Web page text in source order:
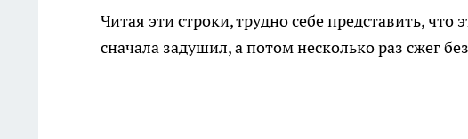
Читая эти строки, трудно себе представить,
сначала задушил, а потом несколько раз сжег